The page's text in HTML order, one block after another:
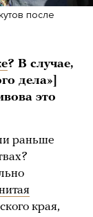
после
? В случае,
дела»]
это
раньше
края,